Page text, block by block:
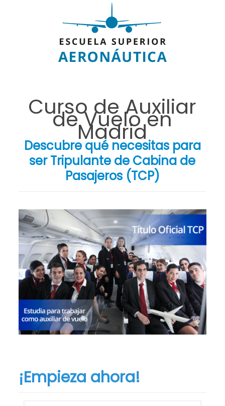
Curso de Auxiliar
de Vuelo en
Madrid
Descubre qué necesitas para
ser Tripulante de Cabina de
Pasajeros (TCP)
¡Empieza ahora!